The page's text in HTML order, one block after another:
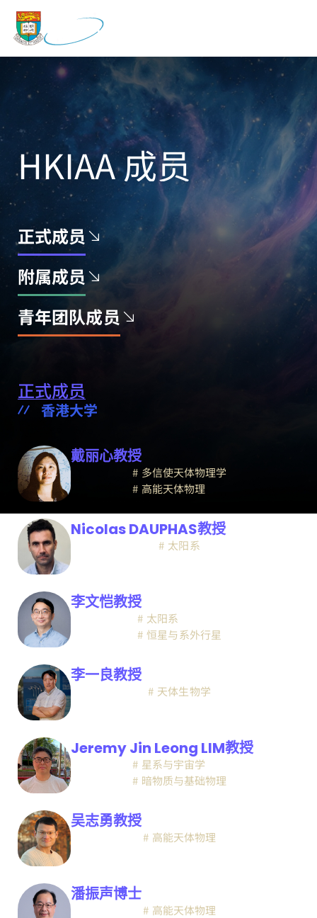
HKIAA 成员
正式成员
附属成员
青年团队成员
正式成员
香港大学
戴丽心教授
多信使天体物理学
高能天体物理
Nicolas DAUPHAS教授
太阳系
李文恺教授
太阳系
恒星与系外行星
李一良教授
天体生物学
Jeremy Jin Leong LIM教授
星系与宇宙学
暗物质与基础物理
吴志勇教授
高能天体物理
潘振声博士
高能天体物理